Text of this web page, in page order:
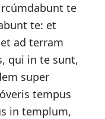
te
te: et
ad terram
qui in te sunt,
super
tempus
in templum,